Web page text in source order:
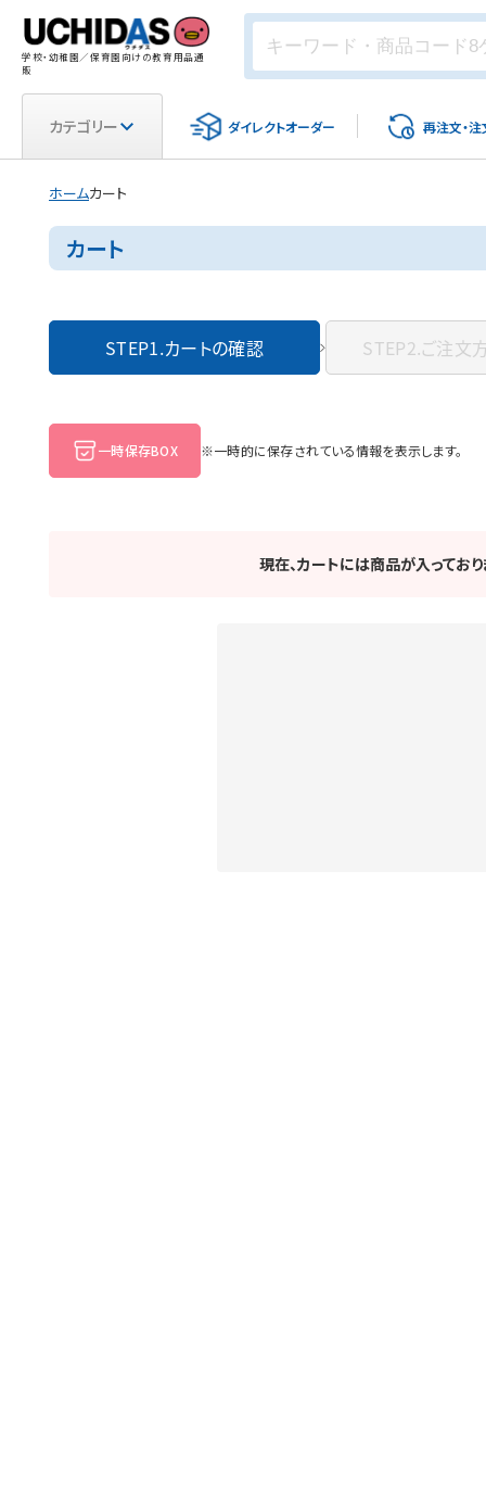
学校・幼稚園／保育園向けの教育用品通
販
カテゴリー ダイレクトオーダー 再注文・注
ホームカート
カート
STEP1.カートの確認 STEP2.ご注文
一時保存BOX ※一時的に保存されている情報を表示します。
現在、カートには商品が入ってお